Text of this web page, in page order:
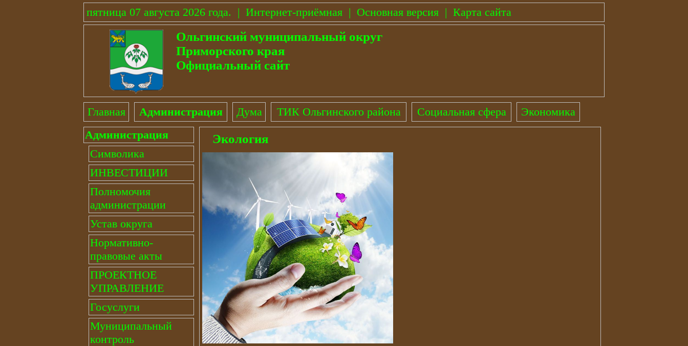
пятница 07 августа 2026 года. | Интернет-приёмная | Основная версия | Карта сайта
Ольгинский муниципальный округ
Приморского края
Официальный сайт
Главная Администрация Дума ТИК Ольгинского района Социальная сфера
Экономика
Администрация
Символика
ИНВЕСТИЦИИ
Полномочия
администрации
Устав округа
Нормативно-
правовые акты
ПРОЕКТНОЕ
УПРАВЛЕНИЕ
Госуслуги
Муниципальный
контроль
Экология